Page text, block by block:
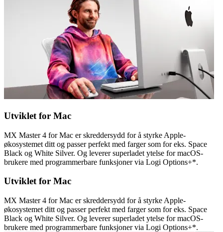
Utviklet for Mac
MX Master 4 for Mac er skreddersydd for å styrke Apple-
økosystemet ditt og passer perfekt med farger som for eks. Space
Black og White Silver. Og leverer superladet ytelse for macOS-
brukere med programmerbare funksjoner via Logi Options+*.
Utviklet for Mac
MX Master 4 for Mac er skreddersydd for å styrke Apple-
økosystemet ditt og passer perfekt med farger som for eks. Space
Black og White Silver. Og leverer superladet ytelse for macOS-
brukere med programmerbare funksjoner via Logi Options+*.